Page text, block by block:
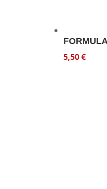
5,50€